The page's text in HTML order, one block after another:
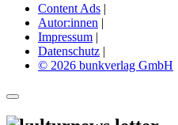
Content Ads |
Autor:innen |
Impressum |
Datenschutz |
© 2026 bunkverlag GmbH